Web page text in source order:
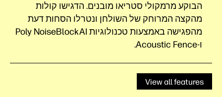
הבוקע מרמקולי סטריאו מובנים. הדגישו קולות
מהקצה המרוחק של השולחן ונטרלו הסחות דעת
מהפגישה באמצעות טכנולוגיות Poly NoiseBlockAI
ו-Acoustic Fence.
View all features